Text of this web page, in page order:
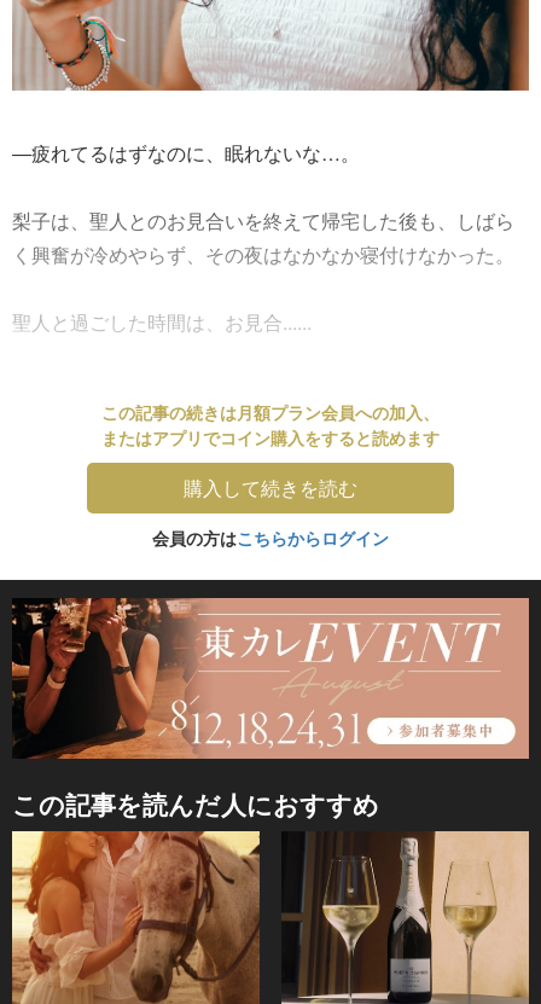
―疲れてるはずなのに、眠れないな…。
梨子は、聖人とのお見合いを終えて帰宅した後も、しばら
く興奮が冷めやらず、その夜はなかなか寝付けなかった。
聖人と過ごした時間は、お見合......
この記事の続きは月額プラン会員への加入、
またはアプリでコイン購入をすると読めます
購入して続きを読む
会員の方はこちらからログイン
この記事を読んだ人におすすめ